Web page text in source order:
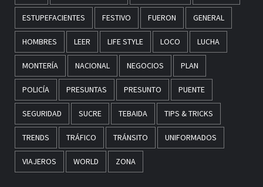
ESTUPEFACIENTES FESTIVO FUERON GENERAL
HOMBRES LEER LIFE STYLE LOCO LUCHA
MONTERÍA NACIONAL NEGOCIOS PLAN
POLICÍA PRESUNTAS PRESUNTO PUENTE
SEGURIDAD SUCRE TEBAIDA TIPS & TRICKS
TRENDS TRÁFICO TRÁNSITO UNIFORMADOS
VIAJEROS WORLD ZONA